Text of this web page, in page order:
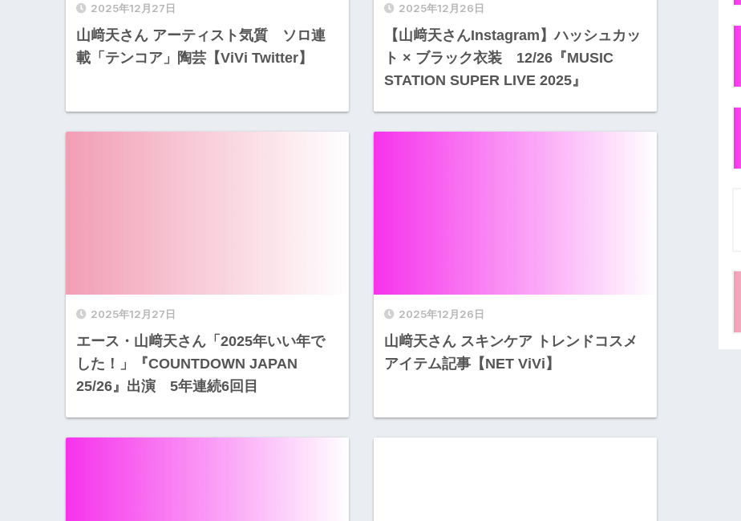
2025年12月27日
山﨑天さん アーティスト気質 ソロ連
載「テンコア」陶芸【ViVi Twitter】
2025年12月26日
【山﨑天さんInstagram】ハッシュカッ
ト × ブラック衣装 12/26『MUSIC
STATION SUPER LIVE 2025』
2025年12月27日
エース・山﨑天さん「2025年いい年で
した！」『COUNTDOWN JAPAN
25/26』出演 5年連続6回目
2025年12月26日
山﨑天さん スキンケア トレンドコスメ
アイテム記事【NET ViVi】